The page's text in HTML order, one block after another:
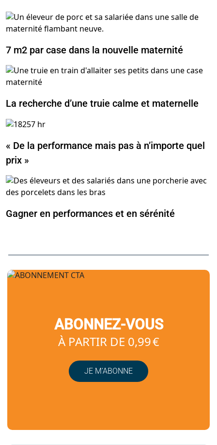
7 m2 par case dans la nouvelle maternité
La recherche d’une truie calme et maternelle
« De la performance mais pas à n’importe quel
prix »
Gagner en performances et en sérénité
ABONNEZ-VOUS
À PARTIR DE 0,99 €
JE M’ABONNE